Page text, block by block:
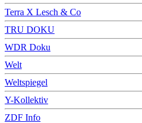
Terra X Lesch & Co
TRU DOKU
WDR Doku
Welt
Weltspiegel
Y-Kollektiv
ZDF Info